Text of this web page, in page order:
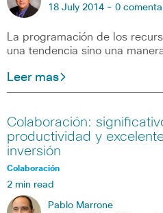
18 July 2014 - 0
La programación de los
una tendencia sino una
Leer mas
Colaboración:
productividad y
inversión
Colaboración
2 min read
Pablo Marrone